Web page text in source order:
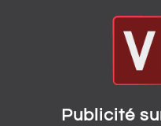
Publicité